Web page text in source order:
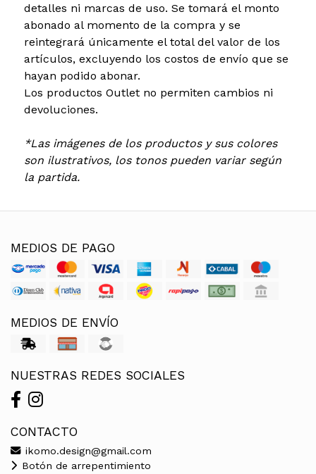
detalles ni marcas de uso. Se tomará el monto
abonado al momento de la compra y se
reintegrará únicamente el total del valor de los
artículos, excluyendo los costos de envío que se
hayan podido abonar.
Los productos Outlet no permiten cambios ni
devoluciones.
*Las imágenes de los productos y sus colores
son ilustrativos, los tonos pueden variar según
la partida.
MEDIOS DE PAGO
MEDIOS DE ENVÍO
NUESTRAS REDES SOCIALES
CONTACTO
ikomo.design@gmail.com
Botón de arrepentimiento